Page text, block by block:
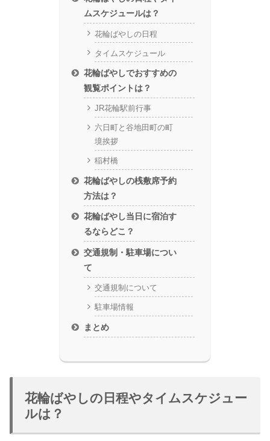
ムスケジュールは？
花輪ばやしの日程
タイムスケジュール
花輪ばやしでおすすめの
観覧ポイントは？
JR花輪駅前行事
六日町と谷地田町の町
境挨拶
稲村橋
花輪ばやしの桟敷席予約
方法は？
花輪ばやし当日に宿泊す
るならどこ？
交通規制・駐車場につい
て
交通規制について
駐車場情報
まとめ
花輪ばやしの日程やタイムスケジュー
ルは？